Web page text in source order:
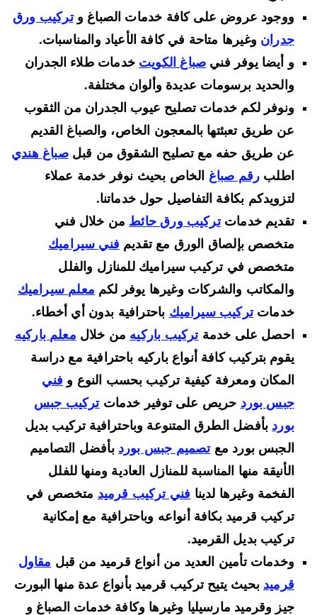
ووجود عروض على كافة خدمات الصباغ وتركيب ورق
جدرانوغيرها متاحة في كافة الأعياد والمناسبات.
و أيضا يوفر فنيصباغ الكويتخدمات طلاء الجدران
والحديد برسومات عديدة وألوان مختلفة.
ونوفر لكم خدمات تصليح عيوب الجدران من الثقوب
عن طريق تعبئتها بالمعجون الخاص، والصباغ القديم
عن طريق حفه مع تصليح الشقوق من قبلصباغ هندي
اطلبرقم صباغالخاص بحيث نوفر خدمة عملاء
لتزويدكم بكافة التفاصيل حول خدماتنا.
تقديم خدماتتركيب ورق حائطمن خلال فني
متخصص بإلصاق الورق مع تقديمفني سيراميك
متخصص في تركيب سيراميك للمنازل والفلل
والمكاتب والشركات وغيرها يوفر لكممعلم سيراميك
خدماتتركيب سيراميكباحترافية بدون أي أخطاء.
احصل على خدمةتركيب باركيه من خلالمعلم باركيه
يقوم بتركيب كافة أنواع باركيه باحترافية مع دراسة
المكان ومعرفة كيفية تركيب بحسب النوع وفني
جبس بوردحريص على توفير خدماتتركيب جبس
بوردبأفضل الطرق المتنوعة وباحترافية تركيب بديل
الجبس بورد مع تصميم جبس بوردبأفضل التصاميم
الأنيقة منها المناسبة للمنازل العادية ومنها للفلل
الفخمة وغيرها لدينافني تركيب قرميد متخصص في
تركيب قرميد بكافة أنواعه وباحترافية مع إمكانية
تركيب بديل القرميد.
وخدمات تأمين العديد من أنواع قرميد من قبلمقاول
قرميد بحيث يتيح تركيب قرميد بأنواع عدة منها البورت
جيز وقرميد مارسيليا وغيرها وكافة خدمات الصباغ و